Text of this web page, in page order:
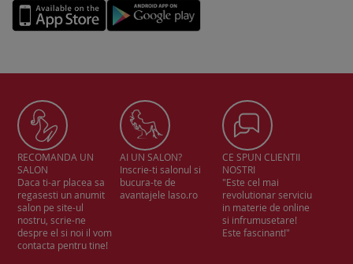
RECOMANDA UN
SALON
Daca ti-ar placea sa
regasesti un anumit
salon pe site-ul
nostru, scrie-ne
despre el si noi il vom
contacta pentru tine!
AI UN SALON?
Inscrie-ti salonul si
bucura-te de
avantajele laso.ro
CE SPUN CLIENTII
NOSTRI
"Este cel mai
revolutionar serviciu
in materie de online
si infrumusetare!
Este fascinant!"